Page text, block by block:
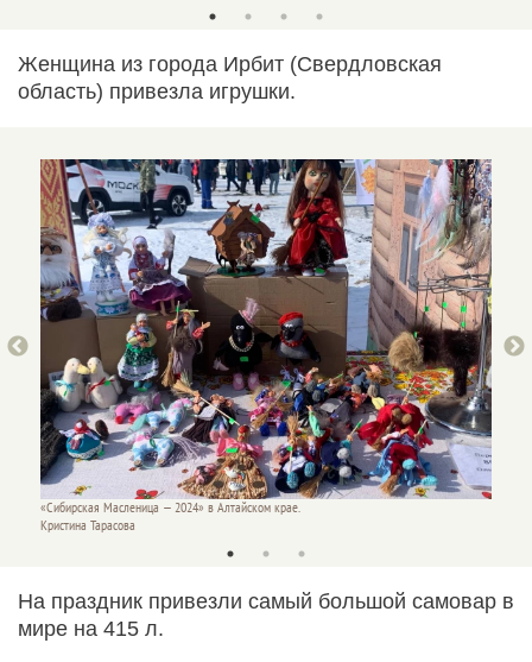
Женщина из города Ирбит (Свердловская
область) привезла игрушки.
«Сибирская Масленица — 2024» в Алтайском крае.
Кристина Тарасова
На праздник привезли самый большой самовар в
мире на 415 л.